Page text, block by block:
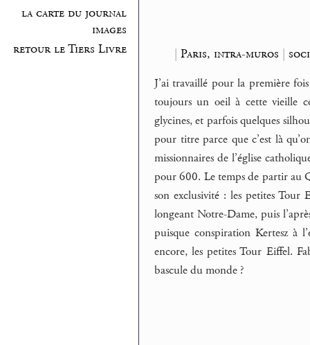
la carte du journal
images
retour le Tiers Livre
| Paris, intra-muros |
J’ai travaillé pour la première
toujours un oeil à cette vieille
glycines, et parfois quelques
pour titre parce que c’est là
missionnaires de l’église
pour 600. Le temps de partir au
son exclusivité : les petites Tour
longeant Notre-Dame, puis
puisque conspiration Kertesz à
encore, les petites Tour Eiffel.
bascule du monde ?